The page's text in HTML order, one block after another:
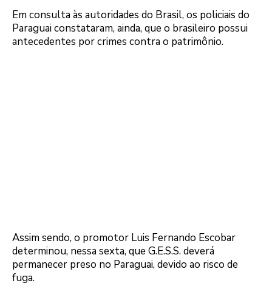
Em consulta às autoridades do Brasil, os policiais do
Paraguai constataram, ainda, que o brasileiro possui
antecedentes por crimes contra o patrimônio.
Assim sendo, o promotor Luis Fernando Escobar
determinou, nessa sexta, que G.E.S.S. deverá
permanecer preso no Paraguai, devido ao risco de
fuga.